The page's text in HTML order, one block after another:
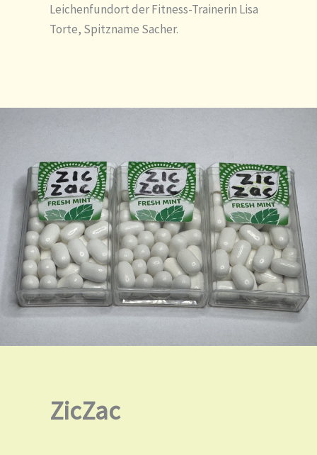
Leichenfundort der Fitness-Trainerin Lisa
Torte, Spitzname Sacher.
ZicZac